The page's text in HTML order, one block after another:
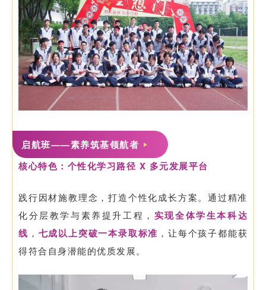
启航班——素养筑基领航者
核心特色：个性化学习路径 X 多元发展平台
践行因材施教理念，打造个性化成长方案。通过精准
化分层教学与素养提升工程， 实现全体学生本科达
线 ， 七成以上突破一本录取标准 ，让每个孩子都能获
得符合自身潜能的优质发展。